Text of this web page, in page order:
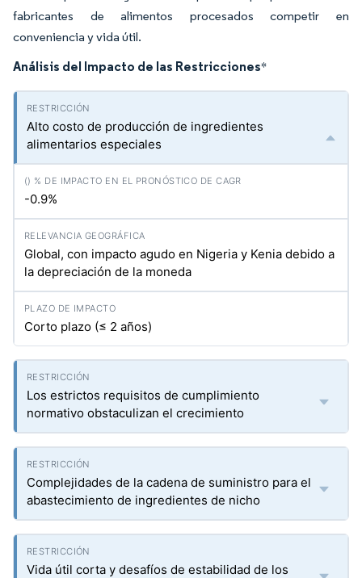
fabricantes de alimentos procesados competir en
conveniencia y vida útil.
Análisis del Impacto de las Restricciones*
Alto costo de producción de ingredientes
alimentarios especiales
-0.9%
Global, con impacto agudo en Nigeria y Kenia debido a
la depreciación de la moneda
Corto plazo (≤ 2 años)
Los estrictos requisitos de cumplimiento
normativo obstaculizan el crecimiento
Complejidades de la cadena de suministro para el
abastecimiento de ingredientes de nicho
Vida útil corta y desafíos de estabilidad de los